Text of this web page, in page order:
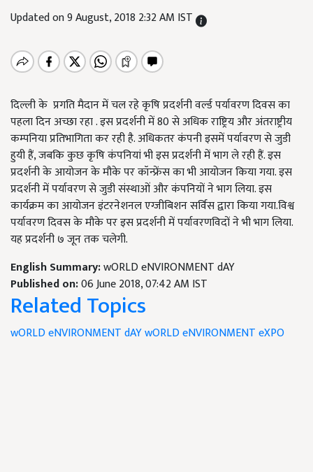
Updated on 9 August, 2018 2:32 AM IST
दिल्ली के प्रगति मैदान में चल रहे कृषि प्रदर्शनी वर्ल्ड पर्यावरण दिवस का
पहला दिन अच्छा रहा . इस प्रदर्शनी में 80 से अधिक राष्ट्रिय और अंतराष्ट्रीय
कम्पनिया प्रतिभागिता कर रही है. अधिकतर कंपनी इसमें पर्यावरण से जुडी
हुयी हैं, जबकि कुछ कृषि कंपनियां भी इस प्रदर्शनी में भाग ले रही हैं. इस
प्रदर्शनी के आयोजन के मौके पर कॉन्फ्रेंस का भी आयोजन किया गया. इस
प्रदर्शनी में पर्यावरण से जुडी संस्थाओं और कंपनियों ने भाग लिया. इस
कार्यक्रम का आयोजन इंटरनेशनल एग्जीबिशन सर्विस द्वारा किया गया.विश्व
पर्यावरण दिवस के मौके पर इस प्रदर्शनी में पर्यावरणविदों ने भी भाग लिया.
यह प्रदर्शनी ७ जून तक चलेगी.
English Summary:wORLD eNVIRONMENT dAY
Published on:06 June 2018, 07:42 AM IST
Related Topics
wORLD eNVIRONMENT dAYwORLD eNVIRONMENT eXPO